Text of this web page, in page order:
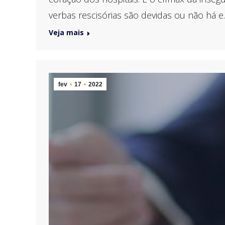
verbas rescisórias são devidas ou não há
Veja mais
fev 17 2022